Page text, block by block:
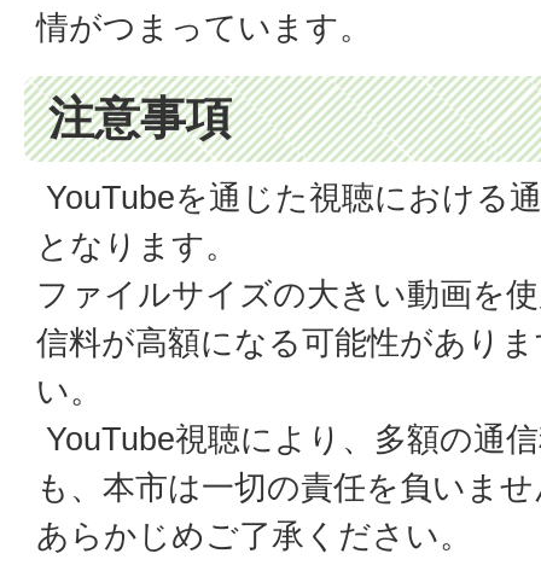
情がつまっています。
注意事項
YouTubeを通じた視聴における
となります。
ファイルサイズの大きい動画を
信料が高額になる可能性があり
い。
YouTube視聴により、多額の通
も、本市は一切の責任を負いま
あらかじめご了承ください。